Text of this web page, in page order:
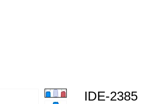
IDE-2385